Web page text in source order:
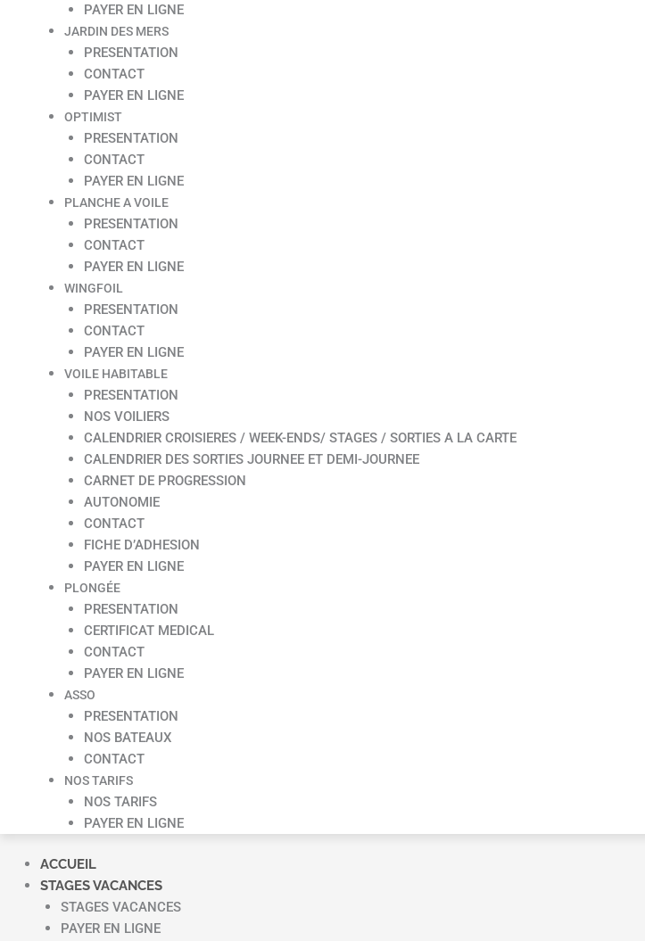
PAYER EN LIGNE
JARDIN DES MERS
PRESENTATION
CONTACT
PAYER EN LIGNE
OPTIMIST
PRESENTATION
CONTACT
PAYER EN LIGNE
PLANCHE A VOILE
PRESENTATION
CONTACT
PAYER EN LIGNE
WINGFOIL
PRESENTATION
CONTACT
PAYER EN LIGNE
VOILE HABITABLE
PRESENTATION
NOS VOILIERS
CALENDRIER CROISIERES / WEEK-ENDS/ STAGES / SORTIES A LA CARTE
CALENDRIER DES SORTIES JOURNEE ET DEMI-JOURNEE
CARNET DE PROGRESSION
AUTONOMIE
CONTACT
FICHE D’ADHESION
PAYER EN LIGNE
PLONGÉE
PRESENTATION
CERTIFICAT MEDICAL
CONTACT
PAYER EN LIGNE
ASSO
PRESENTATION
NOS BATEAUX
CONTACT
NOS TARIFS
NOS TARIFS
PAYER EN LIGNE
ACCUEIL
STAGES VACANCES
STAGES VACANCES
PAYER EN LIGNE